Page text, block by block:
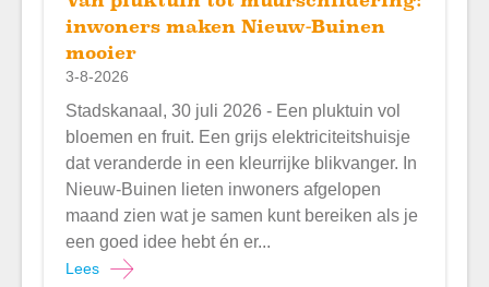
inwoners maken Nieuw-Buinen
mooier
3-8-2026
Stadskanaal, 30 juli 2026 - Een pluktuin vol
bloemen en fruit. Een grijs elektriciteitshuisje
dat veranderde in een kleurrijke blikvanger. In
Nieuw-Buinen lieten inwoners afgelopen
maand zien wat je samen kunt bereiken als je
een goed idee hebt én er...
Lees